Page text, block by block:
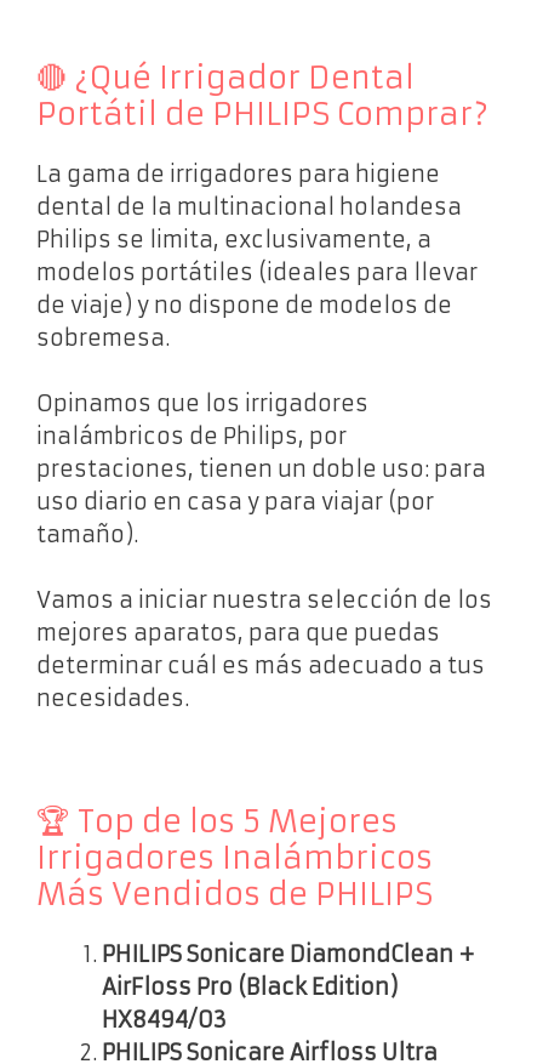
🔴 ¿Qué Irrigador Dental
Portátil de PHILIPS Comprar?
La gama de irrigadores para higiene
dental de la multinacional holandesa
Philips se limita, exclusivamente, a
modelos portátiles (ideales para llevar
de viaje) y no dispone de modelos de
sobremesa.
Opinamos que los irrigadores
inalámbricos de Philips, por
prestaciones, tienen un doble uso: para
uso diario en casa y para viajar (por
tamaño).
Vamos a iniciar nuestra selección de los
mejores aparatos, para que puedas
determinar cuál es más adecuado a tus
necesidades.
🏆 Top de los 5 Mejores
Irrigadores Inalámbricos
Más Vendidos de PHILIPS
PHILIPS Sonicare DiamondClean +
AirFloss Pro (Black Edition)
HX8494/03
PHILIPS Sonicare Airfloss Ultra